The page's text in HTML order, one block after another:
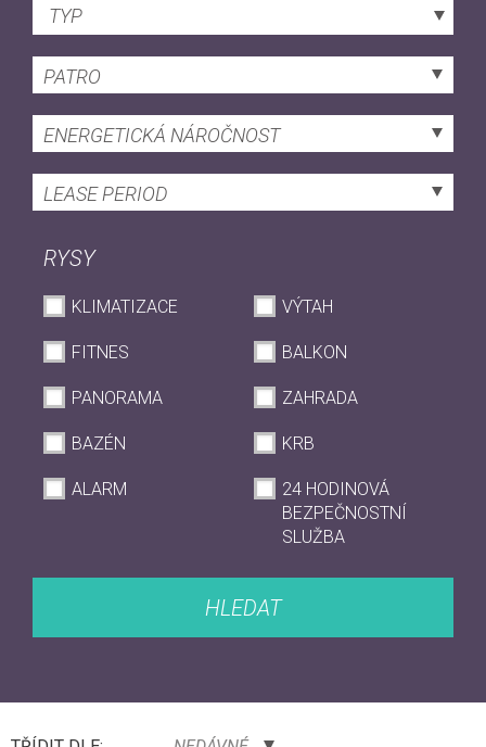
TYP
PATRO
ENERGETICKÁ NÁROČNOST
LEASE PERIOD
RYSY
KLIMATIZACE VÝTAH
FITNES BALKON
PANORAMA ZAHRADA
BAZÉN KRB
ALARM
24 HODINOVÁ
BEZPEČNOSTNÍ
SLUŽBA
HLEDAT